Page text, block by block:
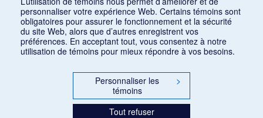
personnaliser votre expérience Web. Certains témoins sont
obligatoires pour assurer le fonctionnement et la sécurité
du site Web, alors que d’autres enregistrent vos
préférences. En acceptant tout, vous consentez à notre
utilisation de témoins pour mieux répondre à vos besoins.
Personnaliser les
témoins
>
Tout refuser